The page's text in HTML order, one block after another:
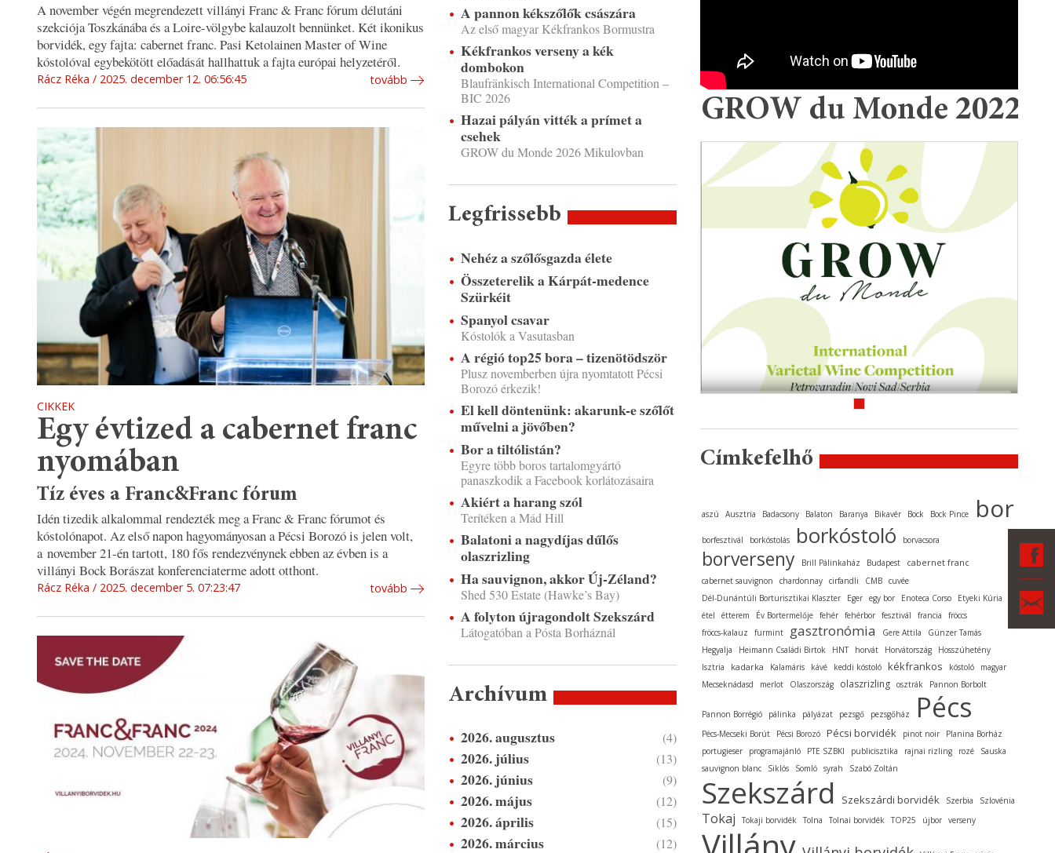
A november végén megrendezett villányi Franc & Franc fórum délutáni
szekciója Toszkánába és a Loire-völgybe kalauzolt bennünket. Két ikonikus
borvidék, egy fajta: cabernet franc. Pasi Ketolainen Master of Wine
kóstolóval egybekötött előadását hallhattuk a fajta európai helyzetéről.
Rácz Réka 2025. december 12. 06:56:45 tovább
CIKKEK
Egy évtized a cabernet franc
nyomában
Tíz éves a Franc&Franc fórum
Idén tizedik alkalommal rendezték meg a Franc & Franc fórumot és
kóstolónapot. Az első napon hagyományosan a Pécsi Borozó is jelen volt,
a november 21-én tartott, 180 fős rendezvénynek ebben az évben is a
villányi Bock Borászat konferenciaterme adott otthont.
Rácz Réka 2025. december 5. 07:23:47 tovább
A pannon kékszőlők császára
Az első magyar Kékfrankos Bormustra
Kékfrankos verseny a kék
dombokon
Blaufränkisch International Competition –
BIC 2026
Hazai pályán vitték a prímet a
csehek
GROW du Monde 2026 Mikulovban
Legfrissebb
Nehéz a szőlősgazda élete
Összeterelik a Kárpát-medence
Szürkéit
Spanyol csavar
Kóstolók a Vasutasban
A régió top25 bora – tizenötödször
Plusz novemberben újra nyomtatott Pécsi
Borozó érkezik!
El kell döntenünk: akarunk-e szőlőt
művelni a jövőben?
Bor a tiltólistán?
Egyre több boros tartalomgyártó
panaszkodik a Facebook korlátozásaira
Akiért a harang szól
Terítéken a Mád Hill
Balatoni a nagydíjas dűlős
olaszrizling
Ha sauvignon, akkor Új-Zéland?
Shed 530 Estate (Hawke’s Bay)
A folyton újragondolt Szekszárd
Látogatóban a Pósta Borháznál
Archívum
2026. augusztus (4)
2026. július (13)
2026. június (9)
2026. május (12)
2026. április (15)
2026. március (12)
GROW du Monde 2022
Címkefelhő
aszú Ausztria Badacsony Balaton Baranya Bikavér Bock Bock Pince bor
borfesztivál borkóstolás borkóstoló borvacsora
borverseny Brill Pálinkaház Budapest cabernet franc
cabernet sauvignon chardonnay cirfandli CMB cuvée
Dél-Dunántúli Borturisztikai Klaszter
Eger egy bor Enoteca Corso
Etyeki Kúria
étel
étterem Év Bortermelője fehér fehérbor fesztivál francia
fröccs
fröccs-kalauz
furmint gasztronómia Gere Attila
Günzer Tamás
Hegyalja
Heimann Családi Birtok HNT horvát Horvátország
Hosszúhetény
Isztria
kadarka Kalamáris kávé keddi kóstoló kékfrankos kóstoló
magyar
Mecseknádasd
merlot Olaszország olaszrizling osztrák Pannon Borbolt
Pannon Borrégió pálinka pályázat pezsgő pezsgőház Pécs
Pécs-Mecseki Borút Pécsi Borozó Pécsi borvidék pinot noir
Planina Borház
portugieser
programajánló PTE SZBKI publicisztika rajnai rizling rozé
Sauska
sauvignon blanc
Siklós Somló syrah Szabó Zoltán
Szekszárd Szekszárdi borvidék Szerbia Szlovénia
Tokaj Tokaji borvidék Tolna Tolnai borvidék TOP25 újbor verseny